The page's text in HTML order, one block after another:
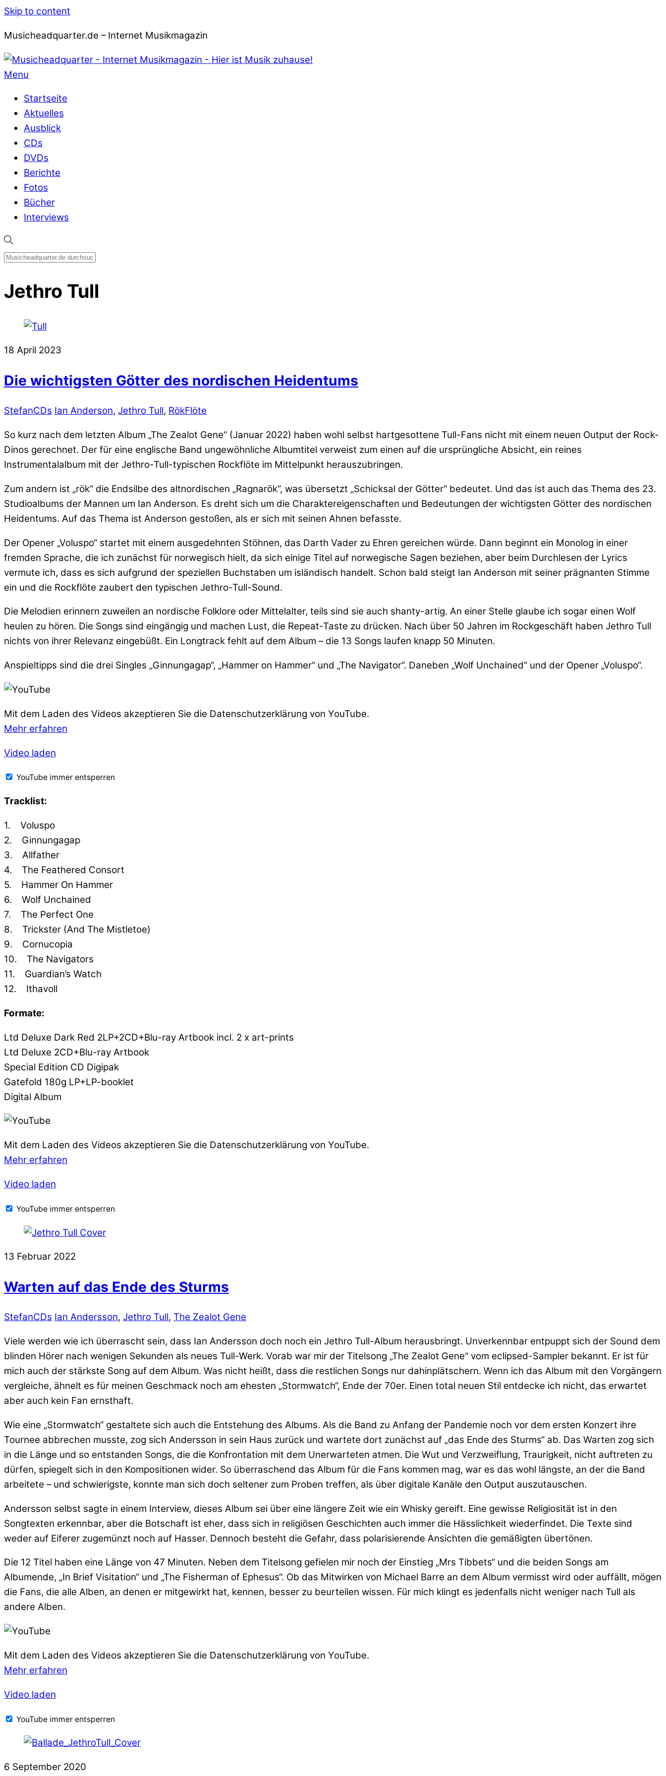
Skip to content
Musicheadquarter.de – Internet Musikmagazin
Menu
Startseite
Aktuelles
Ausblick
CDs
DVDs
Berichte
Fotos
Bücher
Interviews
Jethro Tull
18 April 2023
Die wichtigsten Götter des nordischen Heidentums
StefanCDs Ian Anderson, Jethro Tull, RökFlöte
So kurz nach dem letzten Album „The Zealot Gene“ (Januar 2022) haben wohl selbst hartgesottene Tull-Fans nicht mit einem neuen Output der Rock-
Dinos gerechnet. Der für eine englische Band ungewöhnliche Albumtitel verweist zum einen auf die ursprüngliche Absicht, ein reines
Instrumentalalbum mit der Jethro-Tull-typischen Rockflöte im Mittelpunkt herauszubringen.
Zum andern ist „rök“ die Endsilbe des altnordischen „Ragnarök“, was übersetzt „Schicksal der Götter“ bedeutet. Und das ist auch das Thema des 23.
Studioalbums der Mannen um Ian Anderson. Es dreht sich um die Charaktereigenschaften und Bedeutungen der wichtigsten Götter des nordischen
Heidentums. Auf das Thema ist Anderson gestoßen, als er sich mit seinen Ahnen befasste.
Der Opener „Voluspo“ startet mit einem ausgedehnten Stöhnen, das Darth Vader zu Ehren gereichen würde. Dann beginnt ein Monolog in einer
fremden Sprache, die ich zunächst für norwegisch hielt, da sich einige Titel auf norwegische Sagen beziehen, aber beim Durchlesen der Lyrics
vermute ich, dass es sich aufgrund der speziellen Buchstaben um isländisch handelt. Schon bald steigt Ian Anderson mit seiner prägnanten Stimme
ein und die Rockflöte zaubert den typischen Jethro-Tull-Sound.
Die Melodien erinnern zuweilen an nordische Folklore oder Mittelalter, teils sind sie auch shanty-artig. An einer Stelle glaube ich sogar einen Wolf
heulen zu hören. Die Songs sind eingängig und machen Lust, die Repeat-Taste zu drücken. Nach über 50 Jahren im Rockgeschäft haben Jethro Tull
nichts von ihrer Relevanz eingebüßt. Ein Longtrack fehlt auf dem Album – die 13 Songs laufen knapp 50 Minuten.
Anspieltipps sind die drei Singles „Ginnungagap“, „Hammer on Hammer“ und „The Navigator“. Daneben „Wolf Unchained“ und der Opener „Voluspo“.
Mit dem Laden des Videos akzeptieren Sie die Datenschutzerklärung von YouTube.
Mehr erfahren
Video laden
YouTube immer entsperren
Tracklist:
1. Voluspo
2. Ginnungagap
3. Allfather
4. The Feathered Consort
5. Hammer On Hammer
6. Wolf Unchained
7. The Perfect One
8. Trickster (And The Mistletoe)
9. Cornucopia
10. The Navigators
11. Guardian’s Watch
12. Ithavoll
Formate:
Ltd Deluxe Dark Red 2LP+2CD+Blu-ray Artbook incl. 2 x art-prints
Ltd Deluxe 2CD+Blu-ray Artbook
Special Edition CD Digipak
Gatefold 180g LP+LP-booklet
Digital Album
Mit dem Laden des Videos akzeptieren Sie die Datenschutzerklärung von YouTube.
Mehr erfahren
Video laden
YouTube immer entsperren
13 Februar 2022
Warten auf das Ende des Sturms
StefanCDs Ian Andersson, Jethro Tull, The Zealot Gene
Viele werden wie ich überrascht sein, dass Ian Andersson doch noch ein Jethro Tull-Album herausbringt. Unverkennbar entpuppt sich der Sound dem
blinden Hörer nach wenigen Sekunden als neues Tull-Werk. Vorab war mir der Titelsong „The Zealot Gene“ vom eclipsed-Sampler bekannt. Er ist für
mich auch der stärkste Song auf dem Album. Was nicht heißt, dass die restlichen Songs nur dahinplätschern. Wenn ich das Album mit den Vorgängern
vergleiche, ähnelt es für meinen Geschmack noch am ehesten „Stormwatch“, Ende der 70er. Einen total neuen Stil entdecke ich nicht, das erwartet
aber auch kein Fan ernsthaft.
Wie eine „Stormwatch“ gestaltete sich auch die Entstehung des Albums. Als die Band zu Anfang der Pandemie noch vor dem ersten Konzert ihre
Tournee abbrechen musste, zog sich Andersson in sein Haus zurück und wartete dort zunächst auf „das Ende des Sturms“ ab. Das Warten zog sich
in die Länge und so entstanden Songs, die die Konfrontation mit dem Unerwarteten atmen. Die Wut und Verzweiflung, Traurigkeit, nicht auftreten zu
dürfen, spiegelt sich in den Kompositionen wider. So überraschend das Album für die Fans kommen mag, war es das wohl längste, an der die Band
arbeitete – und schwierigste, konnte man sich doch seltener zum Proben treffen, als über digitale Kanäle den Output auszutauschen.
Andersson selbst sagte in einem Interview, dieses Album sei über eine längere Zeit wie ein Whisky gereift. Eine gewisse Religiosität ist in den
Songtexten erkennbar, aber die Botschaft ist eher, dass sich in religiösen Geschichten auch immer die Hässlichkeit wiederfindet. Die Texte sind
weder auf Eiferer zugemünzt noch auf Hasser. Dennoch besteht die Gefahr, dass polarisierende Ansichten die gemäßigten übertönen.
Die 12 Titel haben eine Länge von 47 Minuten. Neben dem Titelsong gefielen mir noch der Einstieg „Mrs Tibbets“ und die beiden Songs am
Albumende, „In Brief Visitation“ und „The Fisherman of Ephesus“. Ob das Mitwirken von Michael Barre an dem Album vermisst wird oder auffällt, mögen
die Fans, die alle Alben, an denen er mitgewirkt hat, kennen, besser zu beurteilen wissen. Für mich klingt es jedenfalls nicht weniger nach Tull als
andere Alben.
Mit dem Laden des Videos akzeptieren Sie die Datenschutzerklärung von YouTube.
Mehr erfahren
Video laden
YouTube immer entsperren
6 September 2020